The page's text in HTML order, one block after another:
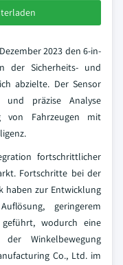
2023 den 6-in-
der Sicherheits- und
abzielte. Der Sensor
und präzise Analyse
von Fahrzeugen mit
fortschrittlicher
Fortschritte bei der
haben zur Entwicklung
geringerem
wodurch eine
Winkelbewegung
Co., Ltd. im